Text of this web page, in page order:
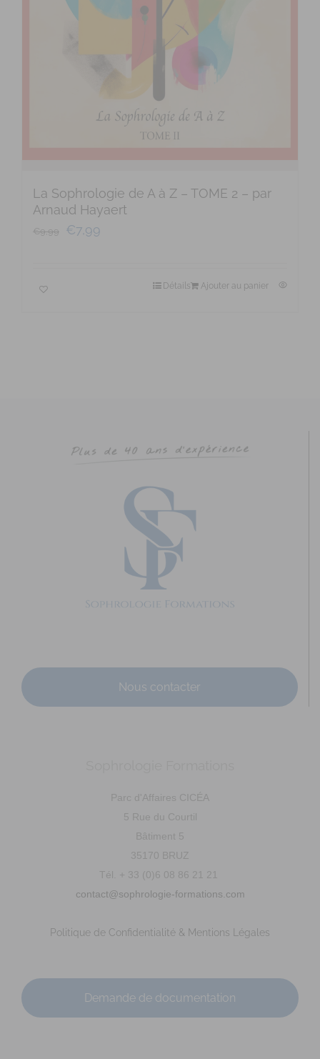
La Sophrologie de A à Z – TOME 2 – par
Arnaud Hayaert
€9,99 €7,99
Ajouter au panier
Détails
Nous contacter
Parc d'Affaires CICÉA
5 Rue du Courtil
Bâtiment 5
35170 BRUZ
Tél. + 33 (0)6 08 86 21 21
contact@sophrologie-formations.com
Politique de Confidentialité & Mentions Légales
Demande de documentation